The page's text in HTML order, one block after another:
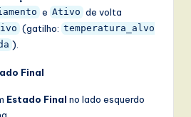
e Ativo de volta
(gatilho: temperatura_alvo
).
Final
Estado Final no lado esquerdo